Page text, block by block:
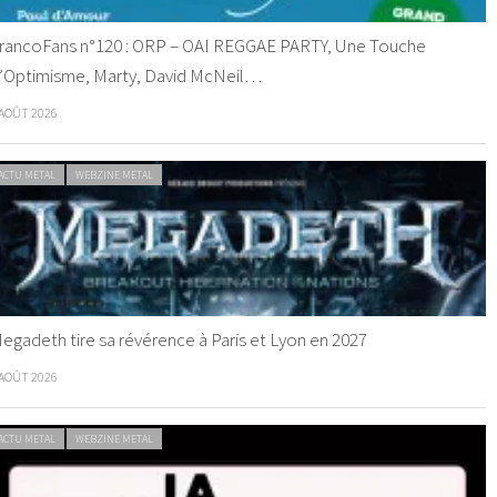
n°120 : ORP – OAI REGGAE PARTY, Une Touche
Marty, David McNeil…
2026
METAL WEBZINE METAL
tire sa révérence à Paris et Lyon en 2027
2026
METAL WEBZINE METAL